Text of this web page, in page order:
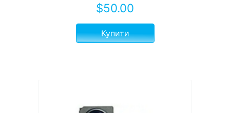
$50.00
Купити